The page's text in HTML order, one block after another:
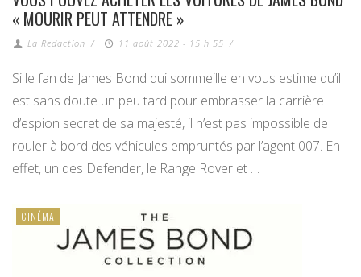
« MOURIR PEUT ATTENDRE »
La Redaction / 11 août 2022 - 15 h 55 /
Si le fan de James Bond qui sommeille en vous estime qu’il
est sans doute un peu tard pour embrasser la carrière
d’espion secret de sa majesté, il n’est pas impossible de
rouler à bord des véhicules empruntés par l’agent 007. En
effet, un des Defender, le Range Rover et …
CINÉMA